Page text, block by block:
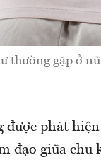
thường gặp ở
phát
đạo giữa chu